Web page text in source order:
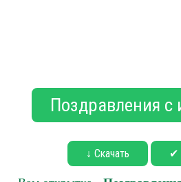
Поздравления с
↓ Скачать ✔